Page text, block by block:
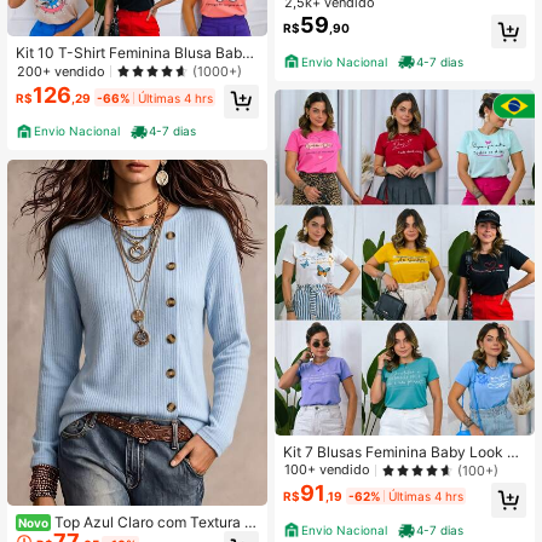
Kit 10 T-Shirt Feminina Blusa Baby
Look Camiseta Roupa Feminina
200+ vendido (1000+)
R$126 ,29 -66% Últimas 4 hrs
Envio Nacional 4-7 dias
Novo Top Azul Claro com Textura d
G
R$59 ,90
Envio Nacional 4-7 dias
Kit 7 Blusas Feminina Baby Look Fe
minina Camiseta Feminina 100% Al
godão
100+ vendido (100+)
R$91 ,19 -62% Últimas 4 hrs
Envio Nacional 4-7 dias